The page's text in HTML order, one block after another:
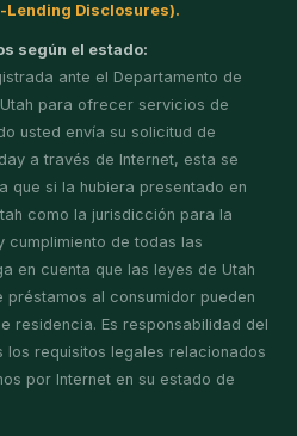
Lending Disclosures).
según el estado:
ante el Departamento de
para ofrecer servicios de
usted envía su solicitud de
a través de Internet, esta se
que si la hubiera presentado en
como la jurisdicción para la
cumplimiento de todas las
en cuenta que las leyes de Utah
al consumidor pueden
residencia. Es responsabilidad del
los requisitos legales relacionados
por Internet en su estado de